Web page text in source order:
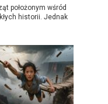
położonym wśród
historii. Jednak